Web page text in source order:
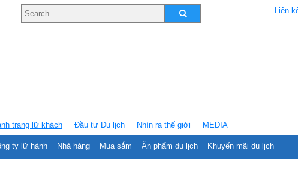
Liên
trang lữ khách
ty lữ hành Nhà hàng Mua sắm Ấn phẩm du lịch Khuyến mãi du lịch
Ðầu tư Du lịch Nhìn ra thế giới MEDIA